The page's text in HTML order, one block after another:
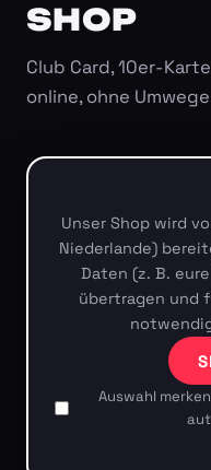
SHOP
Club Card, 10er-
online, ohne
Unser Shop wird
Niederlande)
Daten (z. B.
übertragen und
Auswahl